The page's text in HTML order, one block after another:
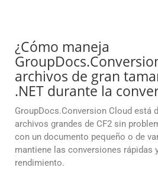
¿Cómo maneja
archivos de gran
.NET durante la
GroupDocs.Conversion Cloud está
archivos grandes de CF2 sin
con un documento pequeño o de
mantiene las conversiones rápidas
rendimiento.